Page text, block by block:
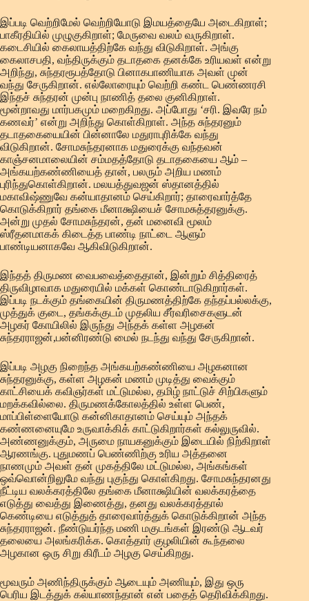
இப்படி வெற்றிமேல் வெற்றியோடு இமயத்தையே அடைகிறாள்;
பாகீரதியில் முழுகுகிறாள்; மேருவை வலம் வருகிறாள்.
கடைசியில் கைலாயத்திற்கே வந்து விடுகிறாள். அங்கு
கைலாசபதி, வந்திருக்கும் தடாதகை தனக்கே உரியவள் என்று
அறிந்து, சுந்தரரூபத்தோடு பினாகபாணியாக அவள் முன்
வந்து சேருகிறான். எல்லோரையும் வெற்றி கண்ட பெண்ணரசி
இந்தச் சுந்தரன் முன்பு நாணித் தலை குனிகிறாள்.
மூன்றாவது மார்பகமும் மறைகிறது. அப்போது ‘சரி. இவரே நம்
கணவர்’ என்று அறிந்து கொள்கிறாள். அந்த சுந்தரனும்
தடாதகையையின் பின்னாலே மதுராபுரிக்கே வந்து
விடுகிறான். சோமசுந்தரனாக மதுரைக்கு வந்தவன்
காஞ்சனமாலையின் சம்மதத்தோடு தடாதகையை ஆம் –
அங்கயற்கண்ணியைத் தான், பலரும் அறிய மணம்
புரிந்துகொள்கிறான். மலயத்துவஜன் ஸ்தானத்தில்
மகாவிஷ்ணுவே கன்யாதானம் செய்கிறார்; தாரைவார்த்தே
கொடுக்கிறார் தங்கை மீனாக்ஷியைச் சோமசுத்தரனுக்கு.
அன்று முதல் சோமசுந்தரன், தன் மனைவி மூலம்
ஸ்ரீதனமாகக் கிடைத்த பாண்டி நாட்டை ஆளும்
பாண்டியனாகவே ஆகிவிடுகிறான்.
இந்தத் திருமண வைபவைத்தைதான், இன்றும் சித்திரைத்
திருவிழாவாக மதுரையில் மக்கள் கொண்டாடுகிறார்கள்.
இப்படி நடக்கும் தங்கையின் திருமணத்திற்கே தந்தப்பல்லக்கு,
முத்துக் குடை, தங்கக்குடம் முதலிய சீர்வரிசைகளுடன்
அழகர் கோயிலில் இருந்து அந்தக் கள்ள அழகன்
சுந்தரராஜன்,பன்னிரண்டு மைல் நடந்து வந்து சேருகிறான்.
இப்படி அழகு நிறைந்த அங்கயற்கண்ணியை அழகனான
சுந்தரனுக்கு, கள்ள அழகன் மணம் முடித்து வைக்கும்
காட்சியைக் கவிஞர்கள் மட்டுமல்ல, தமிழ் நாட்டுச் சிற்பிகளும்
மறக்கவில்லை. திருமணக்கோலத்தில் உள்ள பெண்,
மாப்பிள்ளையோடு கன்னிகாதானம் செய்யும் அந்தக்
கண்ணனையுமே உருவாக்கிக் காட்டுகிறார்கள் கல்லுருவில்.
அண்ணனுக்கும், அருமை நாயகனுக்கும் இடையில் நிற்கிறாள்
ஆரணங்கு. புதுமணப் பெண்ணிற்கு உரிய அத்தனை
நாணமும் அவள் தன் முகத்திலே மட்டுமல்ல, அங்கங்கள்
ஒவ்வொன்றிலுமே வந்து புகுந்து கொள்கிறது. சோமசுந்தரனது
நீட்டிய வலக்கரத்திலே தங்கை மீனாக்ஷியின் வலக்கரத்தை
எடுத்து வைத்து இணைத்து, தனது வலக்கரத்தால்
கெண்டியை எடுத்துத் தாரைவார்த்துக் கொடுக்கிறான் அந்த
சுந்தரராஜன். நீண்டுயர்ந்த மணி மகுடங்கள் இரண்டு ஆடவர்
தலையை அலங்கரிக்க. கொத்தார் குழலியின் கூந்தலை
அழகான ஒரு சிறு கிரீடம் அழகு செய்கிறது.
மூவரும் அணிந்திருக்கும் ஆடையும் அணியும், இது ஒரு
பெரிய இடத்துக் கல்யாணந்தான் என் பதைத் தெரிவிக்கிறது.